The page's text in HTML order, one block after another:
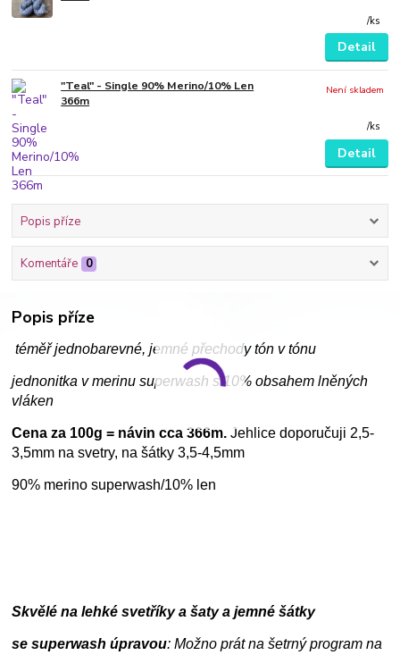
/ks
Detail
"Teal" - Single 90% Merino/10% Len
366m
/ks
Není skladem
Detail
Popis příze
Komentáře 0
Popis příze
téměř jednobarevné, jemné přechody tón v tónu
jednonitka v merinu superwash s 10% obsahem lněných
vláken
Cena za 100g = návin cca 366m. Jehlice doporučuji 2,5-
3,5mm na svetry, na šátky 3,5-4,5mm
90% merino superwash/10% len
Skvělé na lehké svetříky a šaty a jemné šátky
se superwash úpravou: Možno prát na šetrný program na